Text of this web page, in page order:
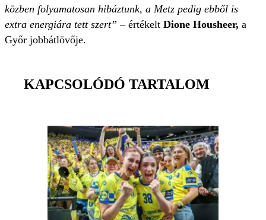
közben folyamatosan hibáztunk, a Metz pedig ebből is
extra energiára tett szert”– értékelt Dione Housheer, a
Győr jobbátlövője.
KAPCSOLÓDÓ TARTALOM